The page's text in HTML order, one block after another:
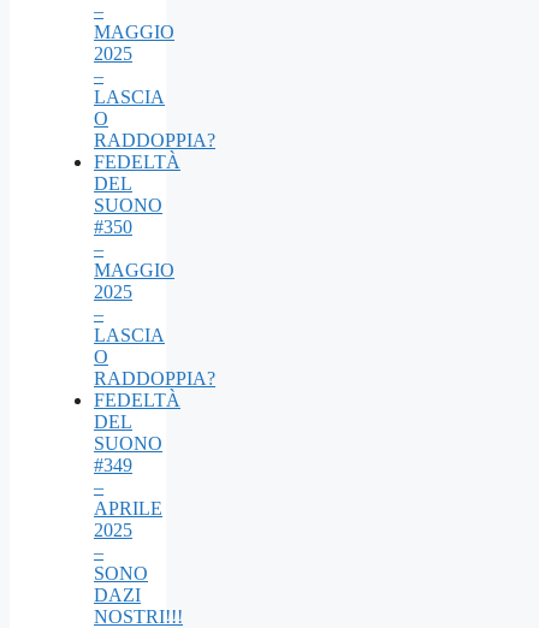
–
MAGGIO
2025
–
LASCIA
O
RADDOPPIA?
FEDELTÀ
DEL
SUONO
#350
–
MAGGIO
2025
–
LASCIA
O
RADDOPPIA?
FEDELTÀ
DEL
SUONO
#349
–
APRILE
2025
–
SONO
DAZI
NOSTRI!!!